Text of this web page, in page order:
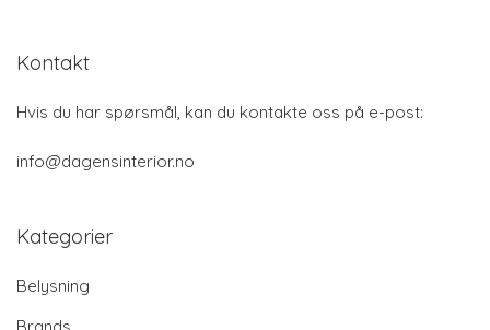
Kontakt
Hvis du har spørsmål, kan du kontakte oss på e-post:
info@dagensinterior.no
Kategorier
Belysning